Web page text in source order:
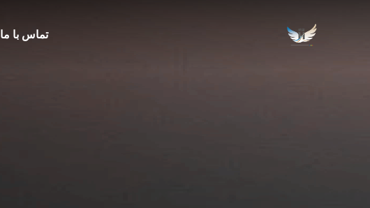
تماس با ما